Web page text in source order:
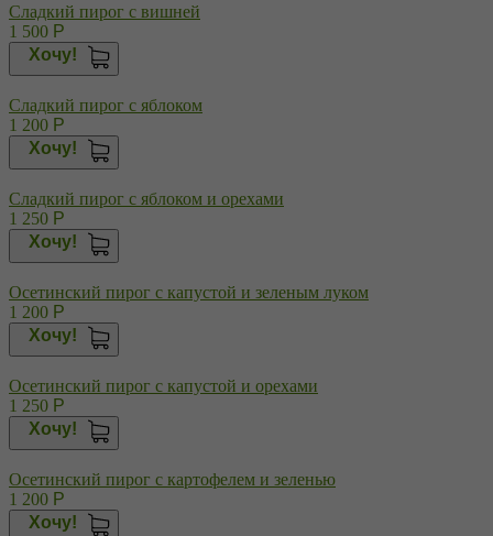
Сладкий пирог с вишней
1 500 Р
Хочу!
Сладкий пирог с яблоком
1 200 Р
Хочу!
Сладкий пирог с яблоком и орехами
1 250 Р
Хочу!
Осетинский пирог с капустой и зеленым луком
1 200 Р
Хочу!
Осетинский пирог с капустой и орехами
1 250 Р
Хочу!
Осетинский пирог с картофелем и зеленью
1 200 Р
Хочу!